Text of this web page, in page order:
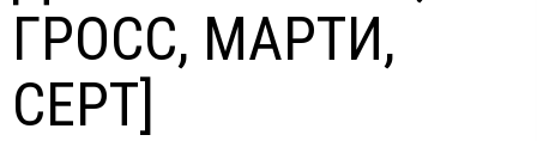
ГРОСС, МАРТИ,
СЕРТ]